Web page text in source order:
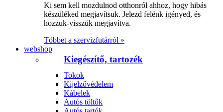
Ki sem kell mozdulnod otthonról ahhoz, hogy hibás
készüléked megjavítsuk. Jelezd felénk igényed, és
hozzuk-visszük megjavítva.
Többet a szervizfutárról »
webshop
Kiegészítő, tartozék
Tokok
Kijelzővédelem
Kábelek
Autós töltők